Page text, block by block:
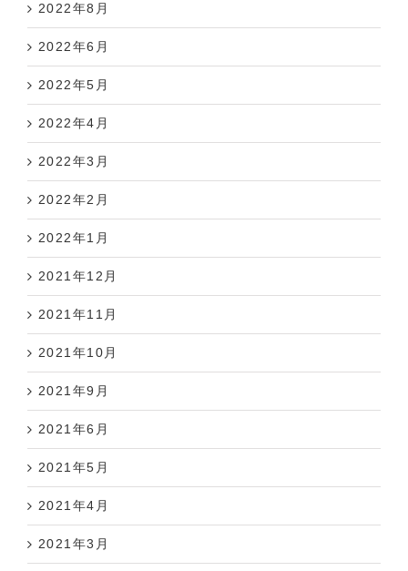
2022年8月
2022年6月
2022年5月
2022年4月
2022年3月
2022年2月
2022年1月
2021年12月
2021年11月
2021年10月
2021年9月
2021年6月
2021年5月
2021年4月
2021年3月